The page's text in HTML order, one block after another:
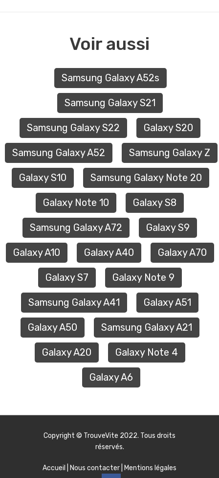
Voir aussi
Samsung Galaxy A52s
Samsung Galaxy S21
Samsung Galaxy S22 Galaxy S20
Samsung Galaxy A52 Samsung Galaxy Z
Galaxy S10 Samsung Galaxy Note 20
Galaxy Note 10 Galaxy S8
Samsung Galaxy A72 Galaxy S9
Galaxy A10 Galaxy A40 Galaxy A70
Galaxy S7 Galaxy Note 9
Samsung Galaxy A41 Galaxy A51
Galaxy A50 Samsung Galaxy A21
Galaxy A20 Galaxy Note 4
Galaxy A6
Copyright © TrouveVite 2022. Tous droits
réservés.
Accueil Nous contacter Mentions légales